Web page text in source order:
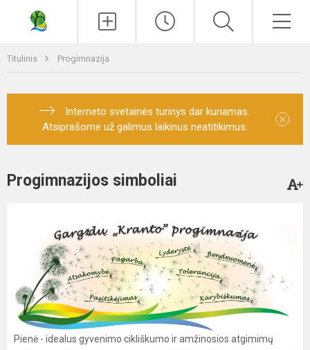
Titulinis Progimnazija
Interneto svetainės turinys dar kuriamas.
Atsiprašome už galimus laikinus neatitikimus.
×
Progimnazijos simboliai
Pienė - idealus gyvenimo cikliškumo ir amžinosios atgimimų